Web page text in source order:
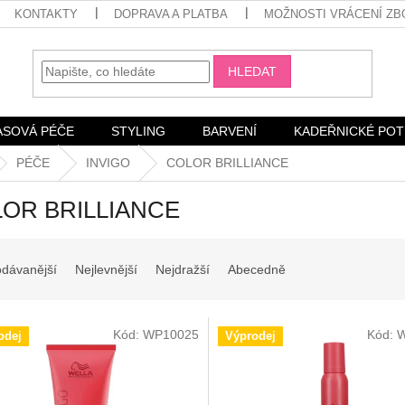
KONTAKTY DOPRAVA A PLATBA MOŽNOSTI VRÁCENÍ
HLEDAT
PÉČE STYLING BARVENÍ KADEŘNICKÉ
PÉČE INVIGO COLOR BRILLIANCE
BRILLIANCE
Nejlevnější Nejdražší Abecedně
Kód: WP10025 Výprodej Kód: